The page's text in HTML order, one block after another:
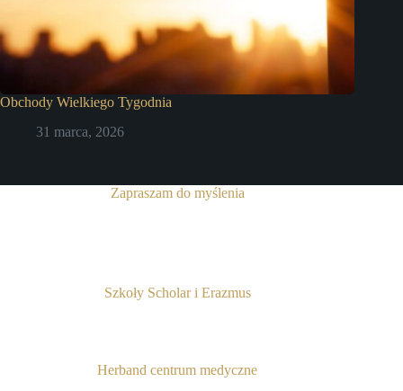
Obchody Wielkiego Tygodnia
31 marca, 2026
Zapraszam do myślenia
Szkoły Scholar i Erazmus
Herband centrum medyczne